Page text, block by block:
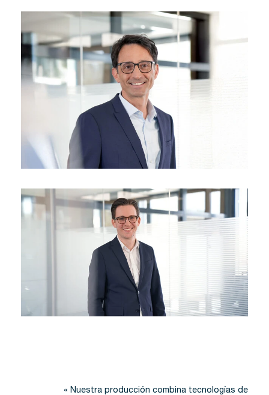
« Nuestra producción combina tecnologías de